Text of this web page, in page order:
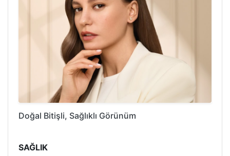
Doğal Bitişli, Sağlıklı Görünüm
SAĞLIK